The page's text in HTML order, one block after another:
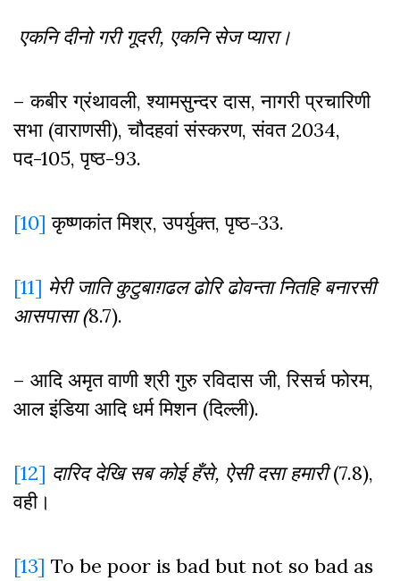
एकनि दीनो गरी गूदरी, एकनि सेज प्यारा।
– कबीर ग्रंथावली, श्यामसुन्दर दास, नागरी प्रचारिणी
सभा (वाराणसी), चौदहवां संस्करण, संवत 2034,
पद-105, पृष्ठ-93.
[10] कृष्णकांत मिश्र, उपर्युक्त, पृष्ठ-33.
[11] मेरी जाति कुटुबाग़ढल ढोरि ढोवन्ता नितहि बनारसी
आसपासा(8.7).
– आदि अमृत वाणी श्री गुरु रविदास जी, रिसर्च फोरम,
आल इंडिया आदि धर्म मिशन (दिल्ली).
[12] दारिद देखि सब कोई हँसे, ऐसी दसा हमारी(7.8),
वही।
[13] To be poor is bad but not so bad as